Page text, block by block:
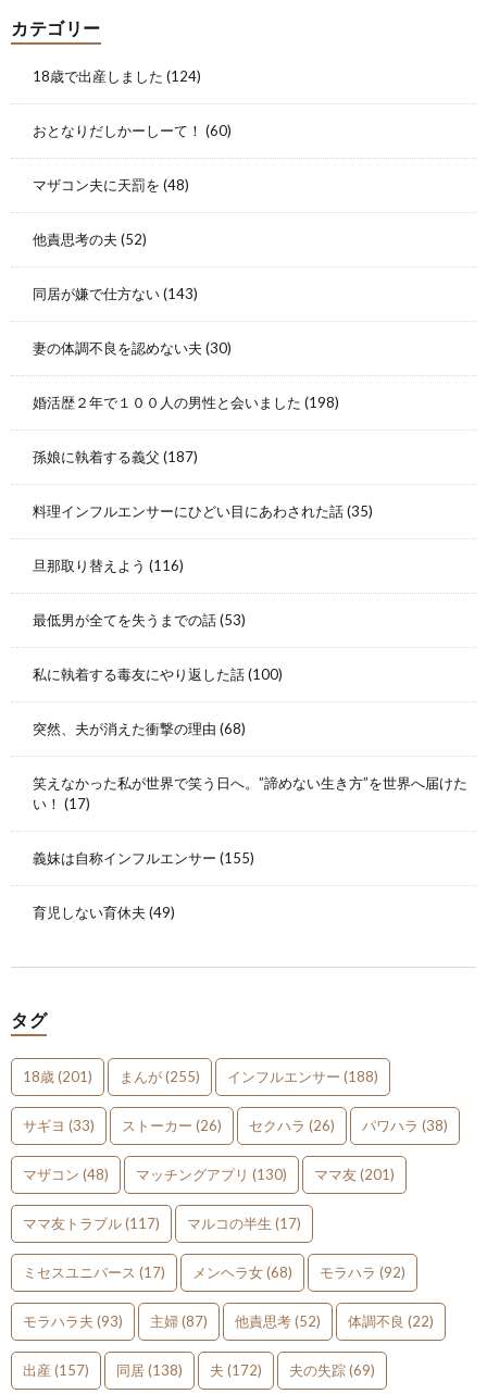
カテゴリー
18歳で出産しました (124)
おとなりだしかーしーて！ (60)
マザコン夫に天罰を (48)
他責思考の夫 (52)
同居が嫌で仕方ない(143)
妻の体調不良を認めない夫 (30)
婚活歴２年で１００人の男性と会いました (198)
孫娘に執着する義父 (187)
料理インフルエンサーにひどい目にあわされた話(35)
旦那取り替えよう (116)
最低男が全てを失うまでの話(53)
私に執着する毒友にやり返した話(100)
突然、夫が消えた衝撃の理由 (68)
笑えなかった私が世界で笑う日へ。”諦めない生き方”を世界へ届けた
い！ (17)
義妹は自称インフルエンサー (155)
育児しない育休夫 (49)
タグ
18歳(201) まんが(255) インフルエンサー (188)
サギヨ (33) ストーカー (26) セクハラ (26) パワハラ (38)
マザコン (48) マッチングアプリ (130) ママ友(201)
ママ友トラブル(117) マルコの半生 (17)
ミセスユニバース (17) メンヘラ女(68) モラハラ (92)
モラハラ夫 (93) 主婦(87) 他責思考(52) 体調不良 (22)
出産 (157) 同居(138) 夫 (172) 夫の失踪(69)